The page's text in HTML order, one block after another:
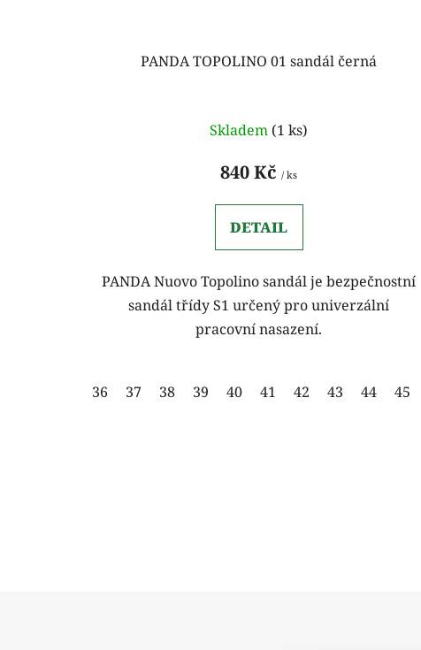
PANDA TOPOLINO 01 sandál černá
Skladem (1 ks)
840 Kč/ ks
DETAIL
PANDA Nuovo Topolino sandál je bezpečnostní
sandál třídy S1 určený pro univerzální
pracovní nasazení.
36 37 38 39 40 41 42 43 44 45